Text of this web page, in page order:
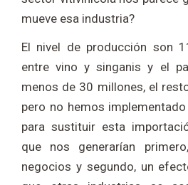
mueve esa industria?
El nivel de producción son
entre vino y singanis y el
menos de 30 millones, el
pero no hemos
para sustituir esta
que nos generarían
negocios y segundo, un